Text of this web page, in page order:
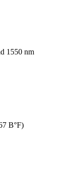
1550 nm
В°F)